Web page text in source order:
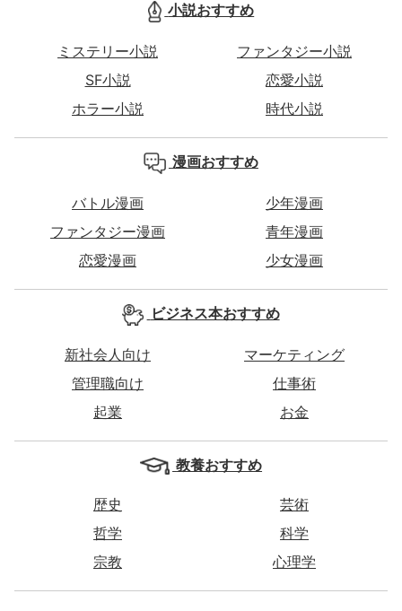
小説おすすめ
ミステリー小説
ファンタジー小説
SF小説
恋愛小説
ホラー小説
時代小説
漫画おすすめ
バトル漫画
少年漫画
ファンタジー漫画
青年漫画
恋愛漫画
少女漫画
ビジネス本おすすめ
新社会人向け
マーケティング
管理職向け
仕事術
起業
お金
教養おすすめ
歴史
芸術
哲学
科学
宗教
心理学